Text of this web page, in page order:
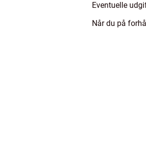
Eventuelle
Når du på